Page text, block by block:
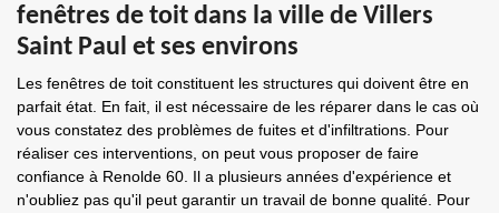
fenêtres de toit dans la ville de Villers
Saint Paul et ses environs
Les fenêtres de toit constituent les structures qui doivent être en
parfait état. En fait, il est nécessaire de les réparer dans le cas où
vous constatez des problèmes de fuites et d'infiltrations. Pour
réaliser ces interventions, on peut vous proposer de faire
confiance à Renolde 60. Il a plusieurs années d'expérience et
n'oubliez pas qu'il peut garantir un travail de bonne qualité. Pour